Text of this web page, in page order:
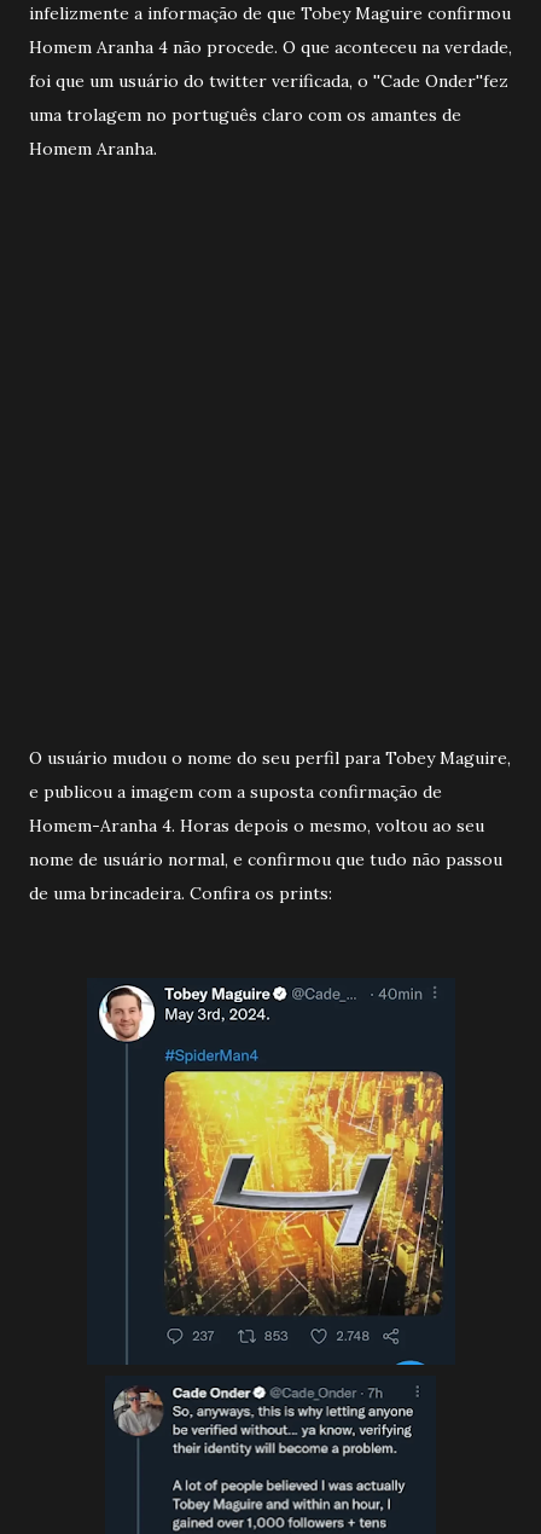
infelizmente a informação de que Tobey Maguire confirmou
Homem Aranha 4 não procede. O que aconteceu na verdade,
foi que um usuário do twitter verificada, o ''Cade Onder''fez
uma trolagem no português claro com os amantes de
Homem Aranha.
O usuário mudou o nome do seu perfil para Tobey Maguire,
e publicou a imagem com a suposta confirmação de
Homem-Aranha 4. Horas depois o mesmo, voltou ao seu
nome de usuário normal, e confirmou que tudo não passou
de uma brincadeira. Confira os prints: